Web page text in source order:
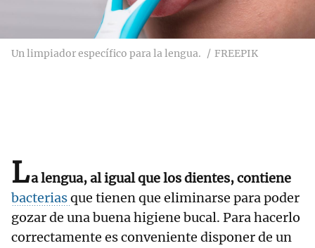
Un limpiador específico para la lengua. FREEPIK
La lengua, al igual que los dientes, contiene
bacteriasque tienen que eliminarse para poder
gozar de una buena higiene bucal. Para hacerlo
correctamente es conveniente disponer de un